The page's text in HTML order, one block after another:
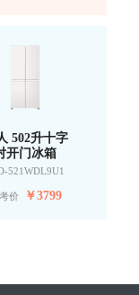
502升十字
开门冰箱
521WDL9U1
价 ￥3799